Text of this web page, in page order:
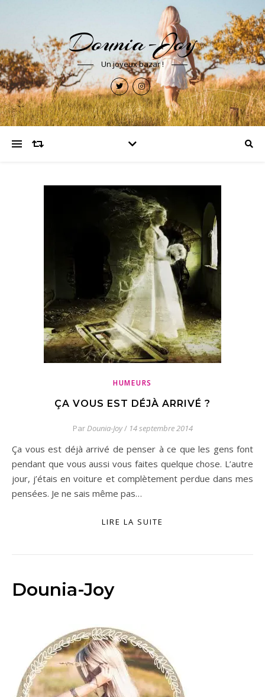
Dounia-Joy
Un joyeux bazar !
HUMEURS
ÇA VOUS EST DÉJÀ ARRIVÉ ?
ParDounia-Joy/ 14 septembre 2014
Ça vous est déjà arrivé de penser à ce que les gens font
pendant que vous aussi vous faites quelque chose. L’autre
jour, j’étais en voiture et complètement perdue dans mes
pensées. Je ne sais même pas…
LIRE LA SUITE
Dounia-Joy